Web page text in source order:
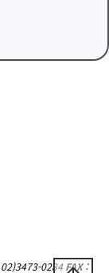
02)3473-0284 FAX :